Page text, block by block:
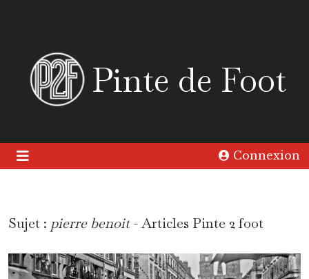
Pinte de Foot
Connexion
Sujet : pierre benoit- Articles Pinte 2 foot